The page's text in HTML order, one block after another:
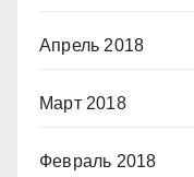
Апрель 2018
Март 2018
Февраль 2018